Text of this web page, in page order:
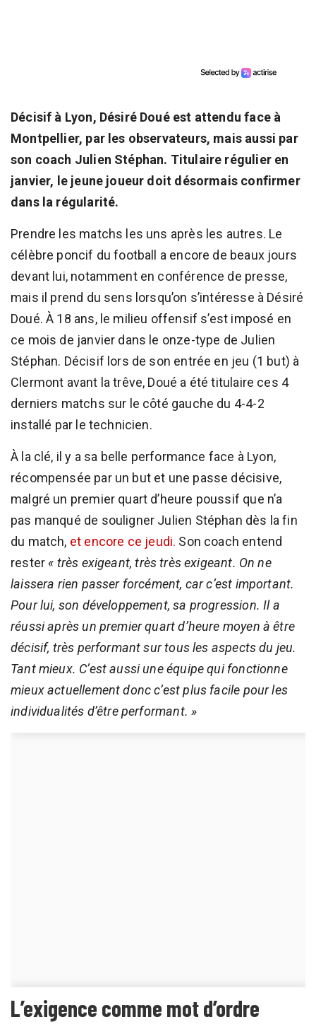
Décisif à Lyon, Désiré Doué est attendu face à
Montpellier, par les observateurs, mais aussi par
son coach Julien Stéphan. Titulaire régulier en
janvier, le jeune joueur doit désormais confirmer
dans la régularité.
Prendre les matchs les uns après les autres. Le
célèbre poncif du football a encore de beaux jours
devant lui, notamment en conférence de presse,
mais il prend du sens lorsqu’on s’intéresse à Désiré
Doué. À 18 ans, le milieu offensif s’est imposé en
ce mois de janvier dans le onze-type de Julien
Stéphan. Décisif lors de son entrée en jeu (1 but) à
Clermont avant la trêve, Doué a été titulaire ces 4
derniers matchs sur le côté gauche du 4-4-2
installé par le technicien.
À la clé, il y a sa belle performance face à Lyon,
récompensée par un but et une passe décisive,
malgré un premier quart d’heure poussif que n’a
pas manqué de souligner Julien Stéphan dès la fin
du match, et encore ce jeudi. Son coach entend
rester « très exigeant, très très exigeant. On ne
laissera rien passer forcément, car c’est important.
Pour lui, son développement, sa progression. Il a
réussi après un premier quart d’heure moyen à être
décisif, très performant sur tous les aspects du jeu.
Tant mieux. C’est aussi une équipe qui fonctionne
mieux actuellement donc c’est plus facile pour les
individualités d’être performant. »
L’exigence comme mot d’ordre